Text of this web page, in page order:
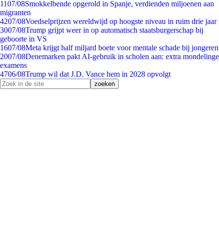
1107/08Smokkelbende opgerold in Spanje, verdienden miljoenen aan
migranten
4207/08Voedselprijzen wereldwijd op hoogste niveau in ruim drie jaar
3007/08Trump grijpt weer in op automatisch staatsburgerschap bij
geboorte in VS
1607/08Meta krijgt half miljard boete voor mentale schade bij jongeren
2007/08Denemarken pakt AI-gebruik in scholen aan: extra mondelinge
examens
4706/08Trump wil dat J.D. Vance hem in 2028 opvolgt